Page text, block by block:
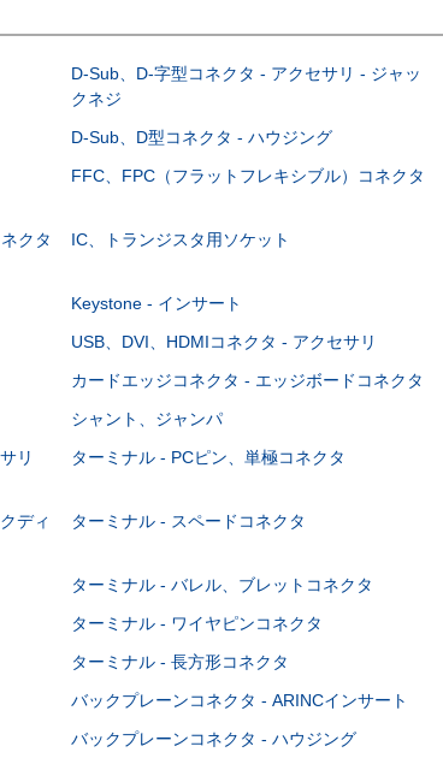
D-Sub、D-字型コネクタ - アクセサリ - ジャッ
クネジ
D-Sub、D型コネクタ - ハウジング
FFC、FPC（フラットフレキシブル）コネクタ
クタ
IC、トランジスタ用ソケット
Keystone - インサート
USB、DVI、HDMIコネクタ - アクセサリ
カードエッジコネクタ - エッジボードコネクタ
シャント、ジャンパ
リ ターミナル - PCピン、単極コネクタ
ディ
ターミナル - スペードコネクタ
ターミナル - バレル、ブレットコネクタ
ターミナル - ワイヤピンコネクタ
ターミナル - 長方形コネクタ
バックプレーンコネクタ - ARINCインサート
バックプレーンコネクタ - ハウジング